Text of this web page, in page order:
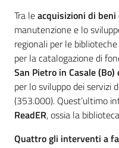
Tra leacquisizioni di beni
manutenzione e lo
regionali per le
per la catalogazione di
San Pietro in Casale (Bo)
per lo sviluppo dei servizi
(353.000). Quest’ultimo
ReadER, ossia la
Quattro gli interventi a